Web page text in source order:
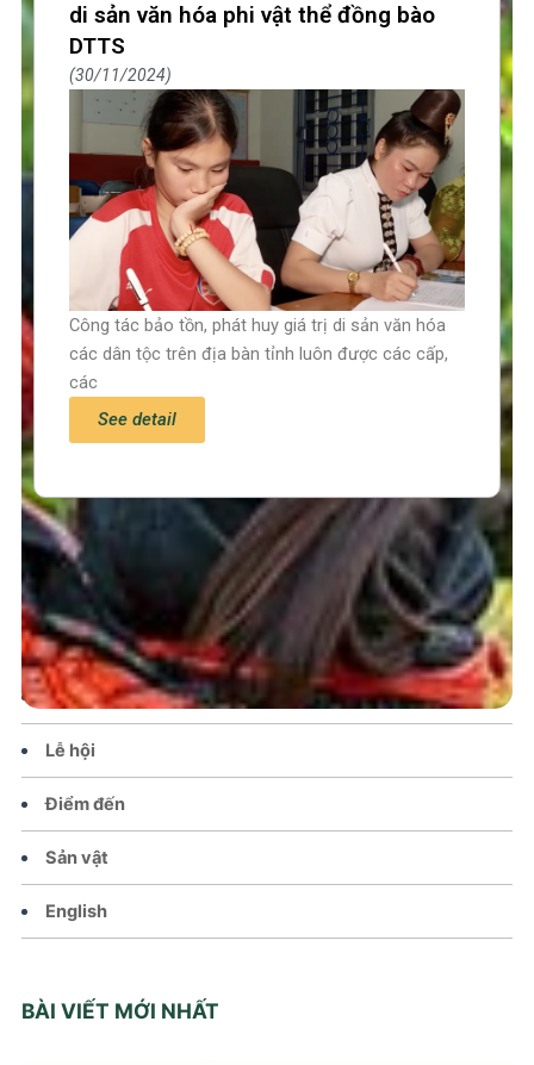
Trang chủ
Tin tức – Sự kiện
Chính sách
Văn hoá – Đời sống
Lễ hội
Điểm đến
Sản vật
English
BÀI VIẾT MỚI NHẤT
di sản văn hóa phi vật thể đồng bào
DTTS
30/11/2024
Công tác bảo tồn, phát huy giá trị di sản văn hóa
các dân tộc trên địa bàn tỉnh luôn được các cấp,
các
See detail